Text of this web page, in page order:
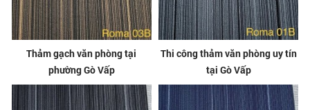
Thảm gạch văn phòng tại
phường Gò Vấp
Thi công thảm văn phòng uy tín
tại Gò Vấp